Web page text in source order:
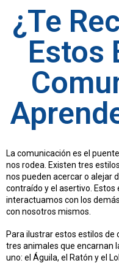
¿Te
Estos
La comunicación es el
nos rodea. Existen tres
nos pueden acercar o alejar
contraído y el asertivo.
interactuamos con los
con nosotros mismos.
Para ilustrar estos estilos de
tres animales que encarnan
uno: el Águila, el Ratón y el